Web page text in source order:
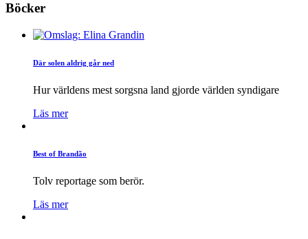
Böcker
Där solen aldrig går ned
Hur världens mest sorgsna land gjorde världen syndigare
Läs mer
Best of Brandão
Tolv reportage som berör.
Läs mer